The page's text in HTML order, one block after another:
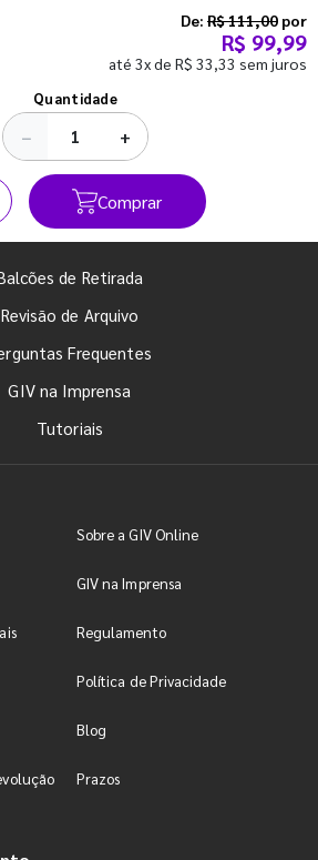
De: R$ 111,00 por
R$ 99,99
até 3x de R$ 33,33 sem juros
Quantidade
− +
Comprar
de Retirada
Revisão de Arquivo
Frequentes
GIV na Imprensa
Tutoriais
Sobre a GIV Online
GIV na Imprensa
Regulamento
Política de Privacidade
Blog
Prazos